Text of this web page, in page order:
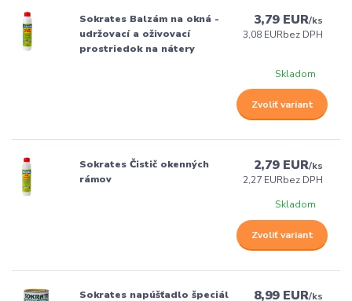
Sokrates Balzám na okná -
udržovací a oživovací
prostriedok na nátery
3,79 EUR/ks
3,08 EURbez DPH
Skladom
Zvoliť variant
Sokrates Čistič okenných
rámov
2,79 EUR/ks
2,27 EURbez DPH
Skladom
Zvoliť variant
Sokrates napúšťadlo špeciál 8,99 EUR/ks